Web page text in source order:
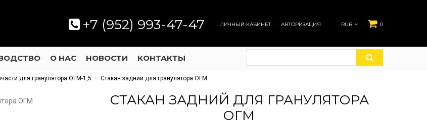
0
ЛИЧНЫЙ КАБИНЕТ АВТОРИЗАЦИЯ RUB
+7 (952) 993-47-47
О НАС НОВОСТИ КОНТАКТЫ
для гранулятора ОГМ-1,5 Стакан задний для гранулятора ОГМ
СТАКАН ЗАДНИЙ ДЛЯ ГРАНУЛЯТОРА
ОГМ